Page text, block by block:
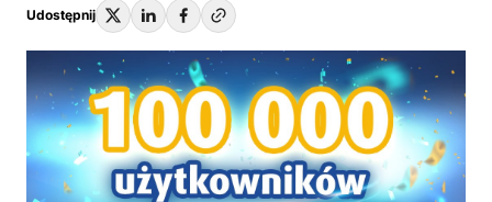
Udostępnij